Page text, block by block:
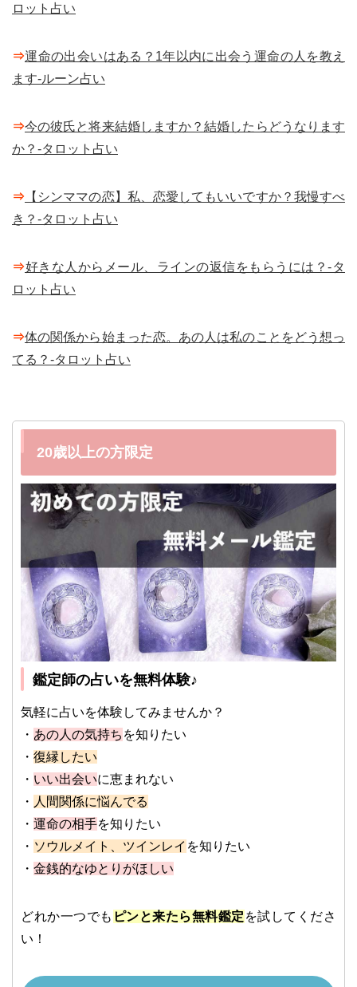
ロット占い
⇒運命の出会いはある？1年以内に出会う運命の人を教え
ます-ルーン占い
⇒今の彼氏と将来結婚しますか？結婚したらどうなります
か？-タロット占い
⇒ 【シンママの恋】私、恋愛してもいいですか？我慢すべ
き？-タロット占い
⇒好きな人からメール、ラインの返信をもらうには？-タ
ロット占い
⇒体の関係から始まった恋。あの人は私のことをどう想っ
てる？-タロット占い
20歳以上の方限定
鑑定師の占いを無料体験♪
気軽に占いを体験してみませんか？
・ あの人の気持ち を知りたい
・ 復縁したい
・ いい出会いに恵まれない
・ 人間関係に悩んでる
・ 運命の相手を知りたい
・ ソウルメイト、ツインレイ を知りたい
・ 金銭的なゆとりがほしい
どれか一つでも ピンと来たら無料鑑定 を試してくださ
い！